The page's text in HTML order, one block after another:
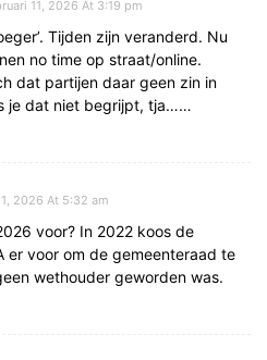
11, 2026 At 3:19 pm
Tijden zijn veranderd. Nu
no time op straat/online.
dat partijen daar geen zin in
je dat niet begrijpt, tja……
2026 At 5:32 am
voor? In 2022 koos de
er voor om de gemeenteraad te
wethouder geworden was.